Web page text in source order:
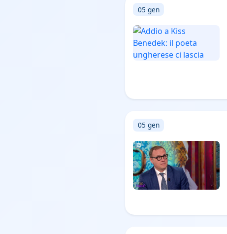
05 gen
05 gen